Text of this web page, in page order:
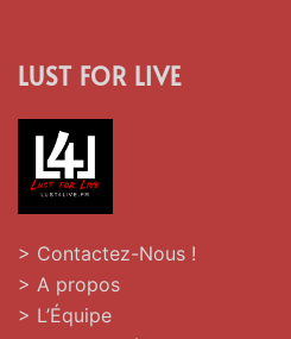
LUST FOR LIVE
> Contactez-Nous !
> A propos
> L’Équipe